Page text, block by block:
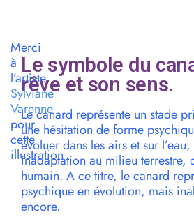
Le symbole du
rêve et son sens.
Le canard représente un stade
une hésitation de forme
évoluer dans les airs et sur
inadaptation au milieu terrestre,
humain. A ce titre, le canard
psychique en évolution, mais
encore.
Merci
à
l’artiste
Sylviane
Varenne
pour
cette
illustration